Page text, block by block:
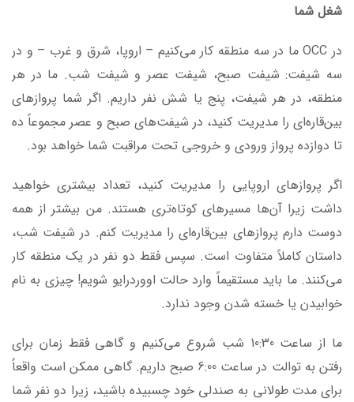
شغل شما
در OCC ما در سه منطقه کار می‌کنیم – اروپا، شرق و غرب – و در
سه شیفت: شیفت صبح، شیفت عصر و شیفت شب. ما در هر
منطقه، در هر شیفت، پنج یا شش نفر داریم. اگر شما پروازهای
بین‌قاره‌ای را مدیریت کنید، در شیفت‌های صبح و عصر مجموعاً ده
تا دوازده پرواز ورودی و خروجی تحت مراقبت شما خواهد بود.
اگر پروازهای اروپایی را مدیریت کنید، تعداد بیشتری خواهید
داشت زیرا آن‌ها مسیرهای کوتاه‌تری هستند. من بیشتر از همه
دوست دارم پروازهای بین‌قاره‌ای را مدیریت کنم. در شیفت شب،
داستان کاملاً متفاوت است. سپس فقط دو نفر در یک منطقه کار
می‌کنند. ما باید مستقیماً وارد حالت اووردرایو شویم! چیزی به نام
خوابیدن یا خسته شدن وجود ندارد.
ما از ساعت 10:30 شب شروع می‌کنیم و گاهی فقط زمان برای
رفتن به توالت در ساعت 6:00 صبح داریم. گاهی ممکن است واقعاً
برای مدت طولانی به صندلی خود چسبیده باشید، زیرا دو نفر شما